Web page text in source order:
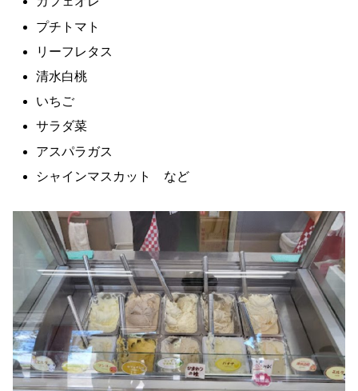
プチトマト
リーフレタス
清水白桃
いちご
サラダ菜
アスパラガス
シャインマスカット など